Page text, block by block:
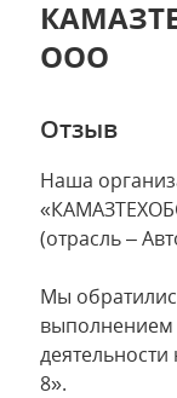
ООО
Отзыв
Наша
(отрасль –
Мы
выполнением
8».